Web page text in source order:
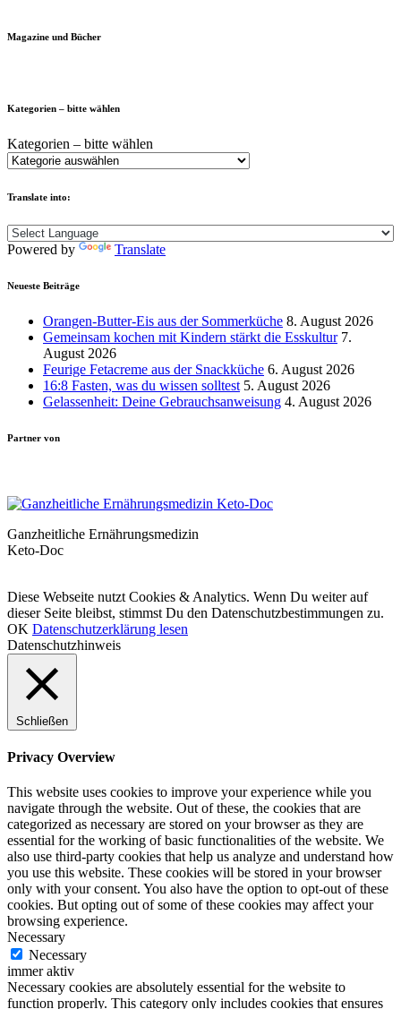
Magazine und Bücher
Kategorien – bitte wählen
Kategorien – bitte wählen
Translate into:
Powered by Translate
Neueste Beiträge
Orangen-Butter-Eis aus der Sommerküche 8. August 2026
Gemeinsam kochen mit Kindern stärkt die Esskultur 7.
August 2026
Feurige Fetacreme aus der Snackküche 6. August 2026
16:8 Fasten, was du wissen solltest 5. August 2026
Gelassenheit: Deine Gebrauchsanweisung 4. August 2026
Partner von
Ganzheitliche Ernährungsmedizin
Keto-Doc
Diese Webseite nutzt Cookies & Analytics. Wenn Du weiter auf
dieser Seite bleibst, stimmst Du den Datenschutzbestimmungen zu.
OK Datenschutzerklärung lesen
Datenschutzhinweis
Schließen
Privacy Overview
This website uses cookies to improve your experience while you
navigate through the website. Out of these, the cookies that are
categorized as necessary are stored on your browser as they are
essential for the working of basic functionalities of the website. We
also use third-party cookies that help us analyze and understand how
you use this website. These cookies will be stored in your browser
only with your consent. You also have the option to opt-out of these
cookies. But opting out of some of these cookies may affect your
browsing experience.
Necessary
Necessary
immer aktiv
Necessary cookies are absolutely essential for the website to
function properly. This category only includes cookies that ensures